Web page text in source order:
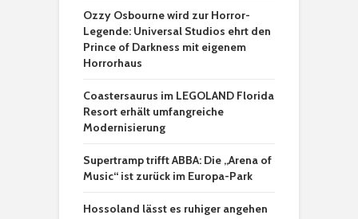
Ozzy Osbourne wird zur Horror-
Legende: Universal Studios ehrt den
Prince of Darkness mit eigenem
Horrorhaus
Coastersaurus im LEGOLAND Florida
Resort erhält umfangreiche
Modernisierung
Supertramp trifft ABBA: Die „Arena of
Music“ ist zurück im Europa-Park
Hossoland lässt es ruhiger angehen